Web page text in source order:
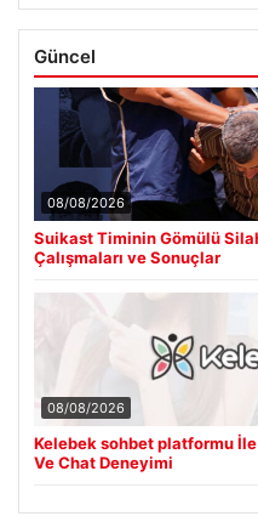
Güncel
08/08/2026
Suikast Timinin Gömülü
Çalışmaları ve Sonuçlar
08/08/2026
Kelebek sohbet platformu
Ve Chat Deneyimi